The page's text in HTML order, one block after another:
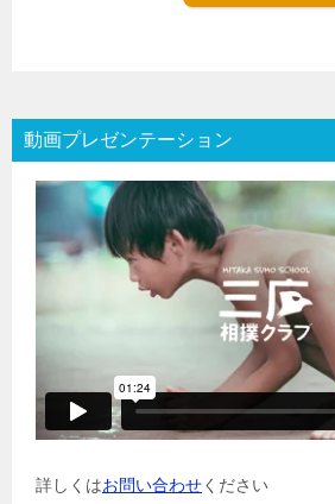
動画プレゼンテーション
詳しくはお問い合わせください